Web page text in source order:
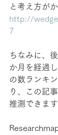
と考え方が
http://
7
ちなみに、
か月を経過
の数ランキ
り、この記
推測できます